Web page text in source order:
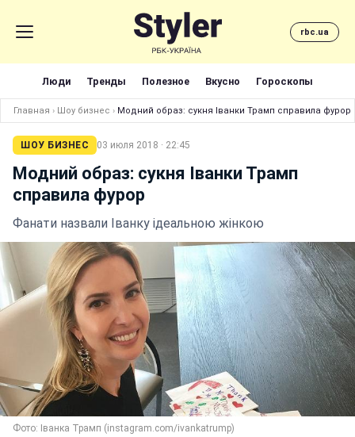
rbc.ua
Люди Тренды Полезное Вкусно Гороскопы
Главная › Шоу бизнес › Модний образ: сукня Іванки Трамп справила фурор
ШОУ БИЗНЕС 03 июля 2018 · 22:45
Модний образ: сукня Іванки Трамп
справила фурор
Фанати назвали Іванку ідеальною жінкою
Фото: Іванка Трамп (instagram.com/ivankatrump)